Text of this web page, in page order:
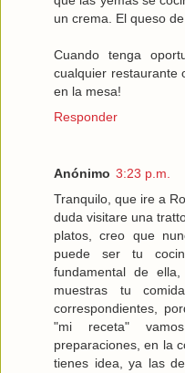
un crema. El queso de
Cuando tenga
cualquier restaurante
en la mesa!
Responder
Anónimo 3:23 p.m.
Tranquilo, que ire a
duda visitare una
platos, creo que
puede ser tu
fundamental de
muestras tu
correspondientes,
"mi receta"
preparaciones, en la
tienes idea, ya las